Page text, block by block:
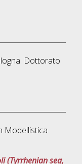
Dottorato
Modellistica
(Tyrrhenian sea,